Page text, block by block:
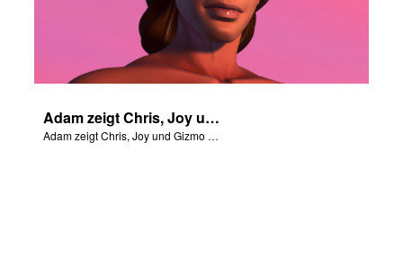
Adam zeigt Chris, Joy und Gizmo die 4 Flüsse Edens.
Adam zeigt Chris, Joy und Gizmo die 4 Flüsse Edens.